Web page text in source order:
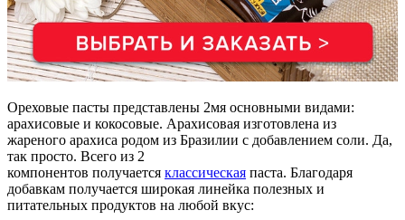
Ореховые пасты представлены 2мя основными видами:
арахисовые и кокосовые. Арахисовая изготовлена из
жареного арахиса родом из Бразилии с добавлением соли. Да,
так просто. Всего из 2
компонентов получается классическая паста. Благодаря
добавкам получается широкая линейка полезных и
питательных продуктов на любой вкус: